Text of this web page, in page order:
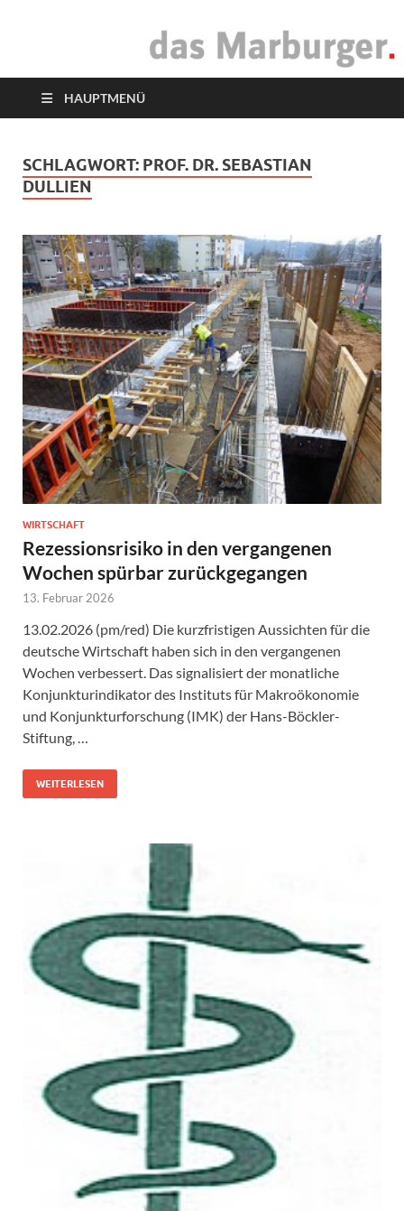
das Marburger.
HAUPTMENÜ
SCHLAGWORT: PROF. DR. SEBASTIAN
DULLIEN
WIRTSCHAFT
Rezessionsrisiko in den vergangenen
Wochen spürbar zurückgegangen
13. Februar 2026
13.02.2026 (pm/red) Die kurzfristigen Aussichten für die
deutsche Wirtschaft haben sich in den vergangenen
Wochen verbessert. Das signalisiert der monatliche
Konjunkturindikator des Instituts für Makroökonomie
und Konjunkturforschung (IMK) der Hans-Böckler-
Stiftung, …
WEITERLESEN